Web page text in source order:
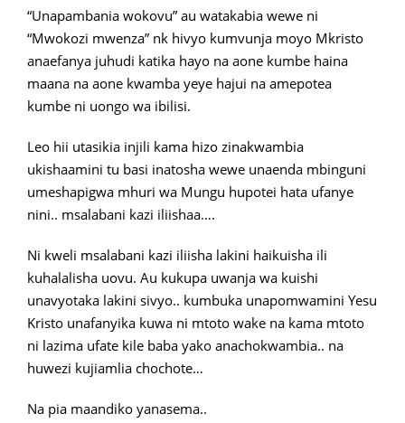
“Unapambania wokovu” au watakabia wewe ni
“Mwokozi mwenza” nk hivyo kumvunja moyo Mkristo
anaefanya juhudi katika hayo na aone kumbe haina
maana na aone kwamba yeye hajui na amepotea
kumbe ni uongo wa ibilisi.
Leo hii utasikia injili kama hizo zinakwambia
ukishaamini tu basi inatosha wewe unaenda mbinguni
umeshapigwa mhuri wa Mungu hupotei hata ufanye
nini.. msalabani kazi iliishaa….
Ni kweli msalabani kazi iliisha lakini haikuisha ili
kuhalalisha uovu. Au kukupa uwanja wa kuishi
unavyotaka lakini sivyo.. kumbuka unapomwamini Yesu
Kristo unafanyika kuwa ni mtoto wake na kama mtoto
ni lazima ufate kile baba yako anachokwambia.. na
huwezi kujiamlia chochote…
Na pia maandiko yanasema..